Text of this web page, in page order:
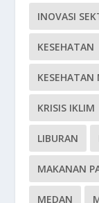
INOVASI
KESEHATAN
KRISIS IKLIM
LIBURAN
MAKANAN
MEDAN